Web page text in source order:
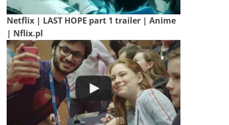
Netflix | LAST HOPE part 1 trailer | Anime
| Nflix.pl